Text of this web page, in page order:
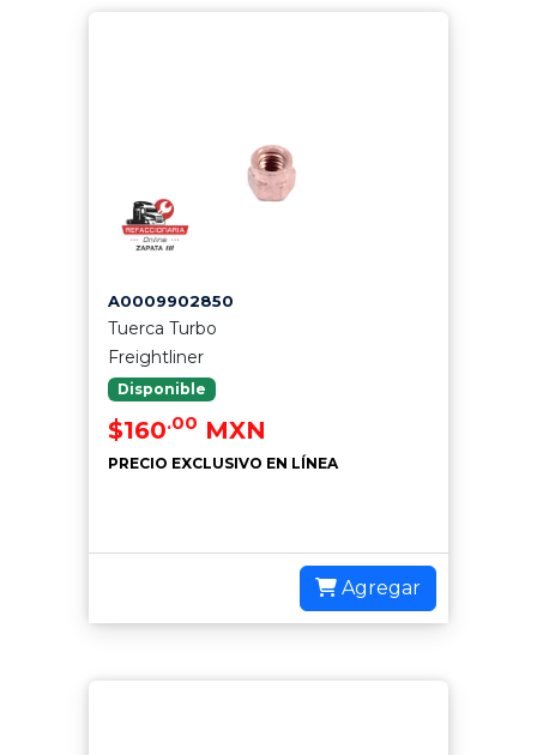
A0009902850
Tuerca Turbo
Freightliner
Disponible
$160.00 MXN
PRECIO EXCLUSIVO EN LÍNEA
Agregar